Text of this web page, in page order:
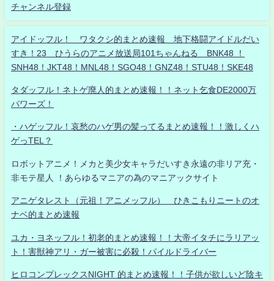
チャンネル登録
アイドッフル！ ワタクシ的まとめ速報 地下格闘アイドルだい
すき！23 ひうらのアニメ放送局101ちゃんねる BNK48 ！
SNH48！JKT48！MNL48！SGO48！GNZ48！STU48！SKE48
タダッフル！ネトゲ廃人的まとめ速報！！ネット乞食DE2000万
パワーズ！
・ハゲッフル！哀愁のハゲ男の髪ってるまとめ速報！！激しくハ
ゲっTEL？
ロボットアニメ！メカと美少女キャラだいすき永遠の非リア充・
非モテ星人 ！あらゆるマニアの為のマニアックサイト
アニゲタレスト（元祖！アニメッフル） ひきこもりニートのオ
ナベ的まとめ速報
ユカ・ヨネッフル！初老的まとめ速報！！大帝イタチにラリアッ
ト！害獣神アリ・ガー被害に必殺！パイルドライバー
ヒロコンプレックスNIGHT 的まとめ速報！！子供が欲しいど陰キ